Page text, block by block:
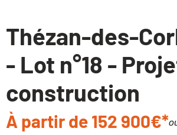
Thézan-des-
- Lot n°18 -
construction
À partir de 152 900€*